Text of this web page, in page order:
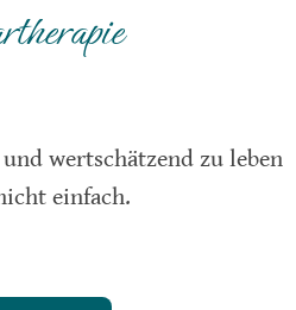
wertschätzend zu leben
einfach.